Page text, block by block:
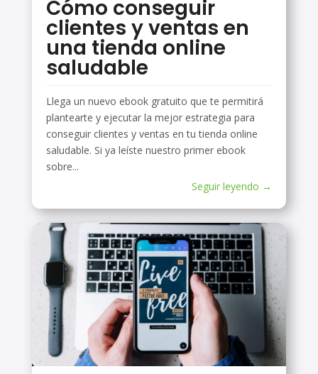
Cómo conseguir
clientes y ventas en
una tienda online
saludable
Llega un nuevo ebook gratuito que te permitirá
plantearte y ejecutar la mejor estrategia para
conseguir clientes y ventas en tu tienda online
saludable. Si ya leíste nuestro primer ebook
sobre...
Seguir leyendo →